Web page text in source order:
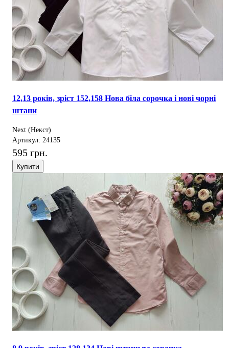
12,13 років, зріст 152,158 Нова біла сорочка і нові чорні
штани
Next (Некст)
Артикул: 24135
595 грн.
Купити